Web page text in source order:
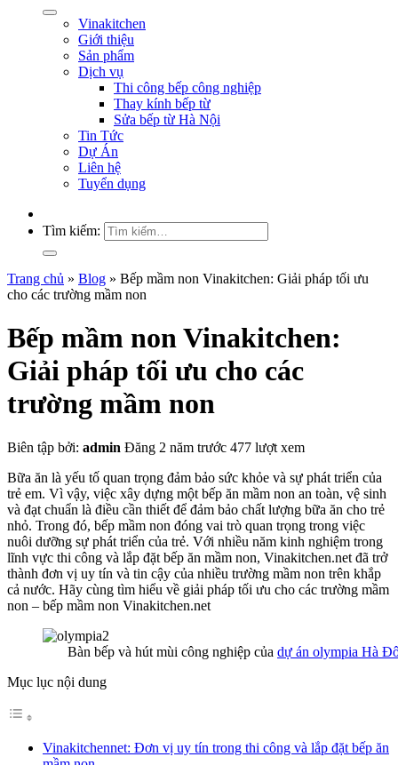
Vinakitchen
Giới thiệu
Sản phẩm
Dịch vụ
Thi công bếp công nghiệp
Thay kính bếp từ
Sửa bếp từ Hà Nội
Tin Tức
Dự Án
Liên hệ
Tuyển dụng
Tìm kiếm:
Trang chủ » Blog » Bếp mầm non Vinakitchen: Giải pháp tối ưu
cho các trường mầm non
Bếp mầm non Vinakitchen:
Giải pháp tối ưu cho các
trường mầm non
Biên tập bởi: admin Đăng 2 năm trước 477 lượt xem
Bữa ăn là yếu tố quan trọng đảm bảo sức khỏe và sự phát triển của
trẻ em. Vì vậy, việc xây dựng một bếp ăn mầm non an toàn, vệ sinh
và đạt chuẩn là điều cần thiết để đảm bảo chất lượng bữa ăn cho trẻ
nhỏ. Trong đó, bếp mầm non đóng vai trò quan trọng trong việc
nuôi dưỡng sự phát triển của trẻ. Với nhiều năm kinh nghiệm trong
lĩnh vực thi công và lắp đặt bếp ăn mầm non, Vinakitchen.net đã trở
thành đơn vị uy tín và tin cậy của nhiều trường mầm non trên khắp
cả nước. Hãy cùng tìm hiểu về giải pháp tối ưu cho các trường mầm
non – bếp mầm non Vinakitchen.net
Bàn bếp và hút mùi công nghiệp của dự án olympia Hà
Mục lục nội dung
Vinakitchennet: Đơn vị uy tín trong thi công và lắp đặt bếp ăn